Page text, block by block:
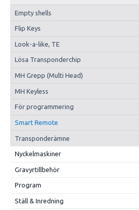
Empty shells
Flip Keys
Look-a-like, TE
Lösa Transponderchip
MH Grepp (Multi Head)
MH Keyless
För programmering
Smart Remote
Transponderämne
Nyckelmaskiner
Gravyrtillbehör
Program
Ställ & Inredning